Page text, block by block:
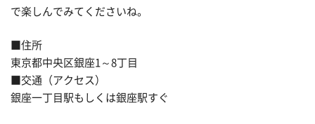
で楽しんでみてくださいね。
■住所
東京都中央区銀座1～8丁目
■交通（アクセス）
銀座一丁目駅もしくは銀座駅すぐ